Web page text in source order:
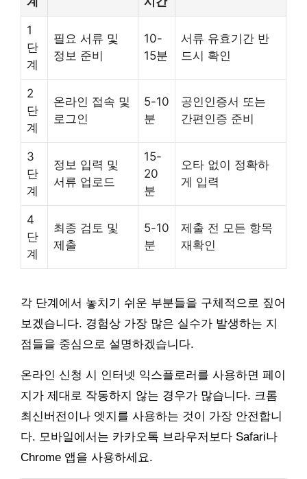
1
단
계
필요 서류 및
정보 준비
10-
15분
서류 유효기간 반
드시 확인
2
단
계
온라인 접속 및
로그인
5-10
분
공인인증서 또는
간편인증 준비
3
단
계
정보 입력 및
서류 업로드
15-
20
분
오타 없이 정확하
게 입력
4
단
계
최종 검토 및
제출
5-10
분
제출 전 모든 항목
재확인
각 단계에서 놓치기 쉬운 부분들을 구체적으로 짚어
보겠습니다. 경험상 가장 많은 실수가 발생하는 지
점들을 중심으로 설명하겠습니다.
온라인 신청 시 인터넷 익스플로러를 사용하면 페이
지가 제대로 작동하지 않는 경우가 많습니다. 크롬
최신버전이나 엣지를 사용하는 것이 가장 안전합니
다. 모바일에서는 카카오톡 브라우저보다 Safari나
Chrome 앱을 사용하세요.